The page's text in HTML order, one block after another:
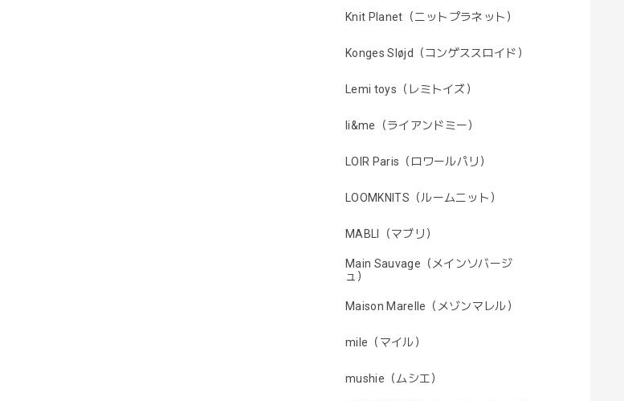
Knit Planet（ニットプラネット）
Konges Sløjd（コンゲススロイド）
Lemi toys（レミトイズ）
li&me（ライアンドミー）
LOIR Paris（ロワールパリ）
LOOMKNITS（ルームニット）
MABLI（マブリ）
Main Sauvage（メインソバージ
ュ）
Maison Marelle（メゾンマレル）
mile（マイル）
mushie（ムシエ）